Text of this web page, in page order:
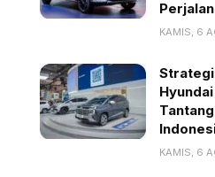
KAMIS, 6
KAMIS, 6